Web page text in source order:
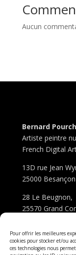
Pour offrir les meilleures
cookies pour stocker et/ou
ces technologies nous
Aucun
Bernard
Artiste peintre
French Digital
13D rue Jean
25000 Besançon
28 Le Beugnon,
25570 Grand
« les œuvres